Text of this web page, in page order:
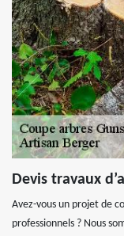
Devis travaux
Avez-vous un projet de
professionnels ? Nous